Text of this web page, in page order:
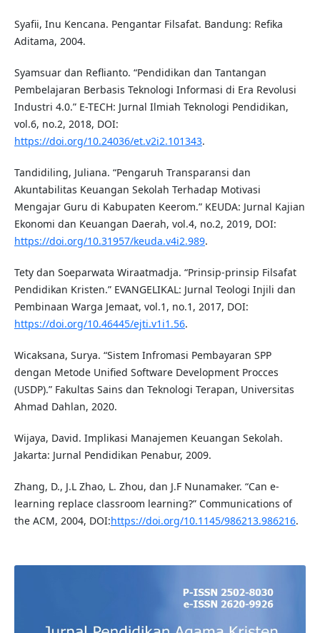
Syafii, Inu Kencana. Pengantar Filsafat. Bandung: Refika
Aditama, 2004.
Syamsuar dan Reflianto. “Pendidikan dan Tantangan
Pembelajaran Berbasis Teknologi Informasi di Era Revolusi
Industri 4.0.” E-TECH: Jurnal Ilmiah Teknologi Pendidikan,
vol.6, no.2, 2018, DOI:
https://doi.org/10.24036/et.v2i2.101343.
Tandidiling, Juliana. “Pengaruh Transparansi dan
Akuntabilitas Keuangan Sekolah Terhadap Motivasi
Mengajar Guru di Kabupaten Keerom.” KEUDA: Jurnal Kajian
Ekonomi dan Keuangan Daerah, vol.4, no.2, 2019, DOI:
https://doi.org/10.31957/keuda.v4i2.989.
Tety dan Soeparwata Wiraatmadja. “Prinsip-prinsip Filsafat
Pendidikan Kristen.” EVANGELIKAL: Jurnal Teologi Injili dan
Pembinaan Warga Jemaat, vol.1, no.1, 2017, DOI:
https://doi.org/10.46445/ejti.v1i1.56.
Wicaksana, Surya. “Sistem Infromasi Pembayaran SPP
dengan Metode Unified Software Development Procces
(USDP).” Fakultas Sains dan Teknologi Terapan, Universitas
Ahmad Dahlan, 2020.
Wijaya, David. Implikasi Manajemen Keuangan Sekolah.
Jakarta: Jurnal Pendidikan Penabur, 2009.
Zhang, D., J.L Zhao, L. Zhou, dan J.F Nunamaker. “Can e-
learning replace classroom learning?” Communications of
the ACM, 2004, DOI:https://doi.org/10.1145/986213.986216.